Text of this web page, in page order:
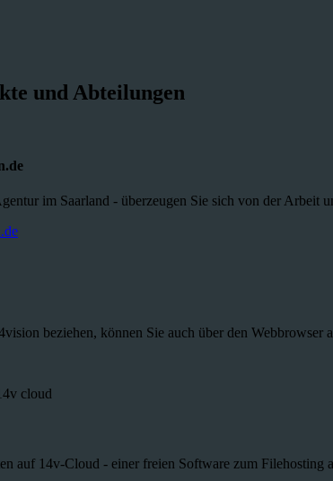
und Abteilungen
im Saarland - überzeugen Sie sich von der Arbeit
beziehen, können Sie auch über den Webbrowser
auf 14v-Cloud - einer freien Software zum Filehosting